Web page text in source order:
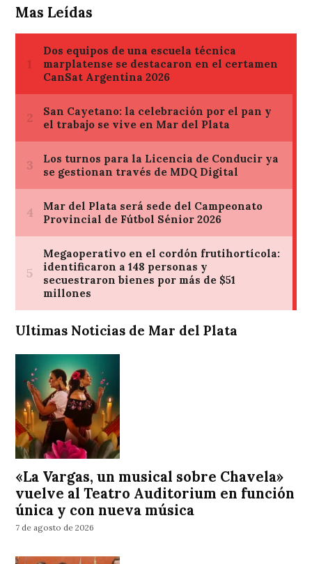
Mas Leídas
Ultimas Noticias de Mar del Plata
«La Vargas, un musical sobre Chavela»
vuelve al Teatro Auditorium en función
única y con nueva música
7 de agosto de 2026